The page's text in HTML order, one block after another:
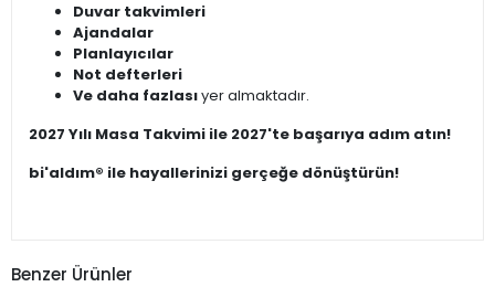
Duvar takvimleri
Ajandalar
Planlayıcılar
Not defterleri
Ve daha fazlasıyer almaktadır.
2027 Yılı Masa Takvimi ile 2027'te başarıya adım atın!
bi'aldım® ile hayallerinizi gerçeğe dönüştürün!
Benzer Ürünler